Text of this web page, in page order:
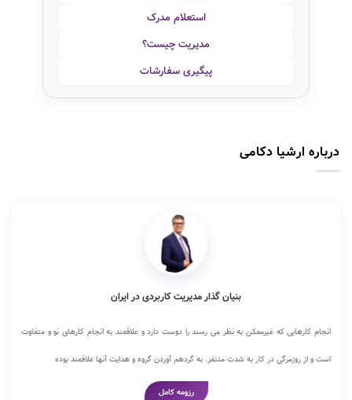
استعلام مدرک
مدیریت چیست؟
پیگیری سفارشات
درباره ارشیا دکامی
بنیان گذار مدیریت کاربردی در ایران
انجام کارهایی که غیرممکن به نظر می رسند را دوست دارد و علاقمند به انجام کارهای نو و متفاوت
است و از روزمرگی در کار به شدت متنفر. به گردهم آوردن گروه و هدایت آنها علاقمند بوده
رزومه کامل